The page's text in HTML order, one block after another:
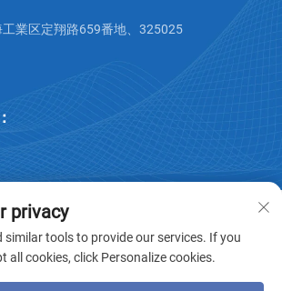
業区定翔路659番地、325025
privacy
similar tools to provide our services. If you
all cookies, click Personalize cookies.